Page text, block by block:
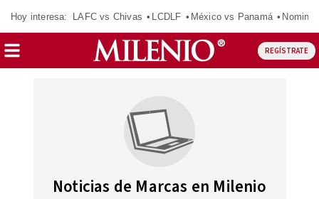
Hoy interesa: LAFC vs Chivas LCDLF México vs Panamá
REGÍSTRATE
Noticias de Marcas en Milenio